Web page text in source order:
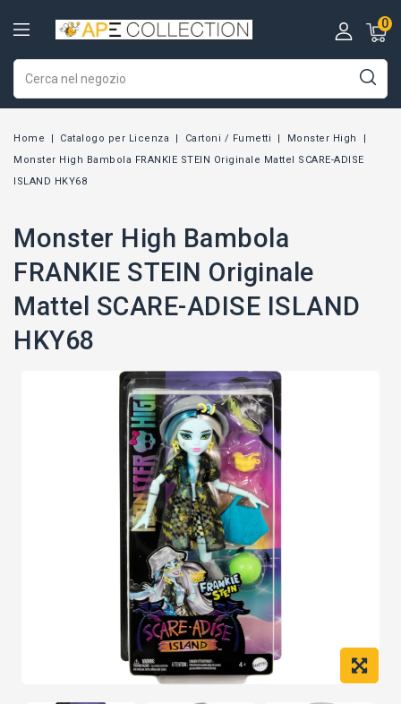
0
Home Catalogo per Licenza Cartoni / Fumetti
Monster High
Monster High Bambola FRANKIE STEIN Originale Mattel SCARE-ADISE
ISLAND HKY68
Monster High Bambola
FRANKIE STEIN Originale
Mattel SCARE-ADISE ISLAND
HKY68